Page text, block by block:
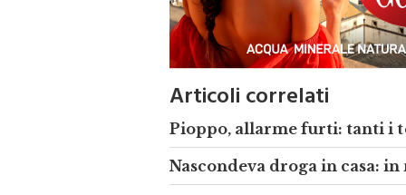
Articoli correlati
Pioppo, allarme furti: tanti i
Nascondeva droga in casa: